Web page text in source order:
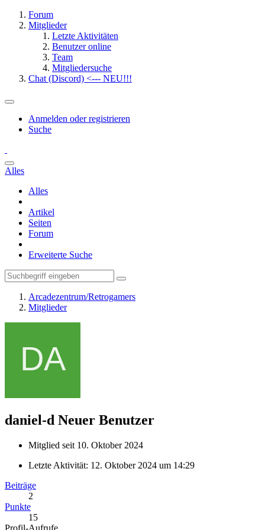
Forum
Mitglieder
Letzte Aktivitäten
Benutzer online
Team
Mitgliedersuche
Chat (Discord) <--- NEU!!!
Anmelden oder registrieren
Suche
Alles
Alles
Artikel
Seiten
Forum
Erweiterte Suche
Arcadezentrum/Retrogamers
Mitglieder
daniel-d Neuer Benutzer
Mitglied seit 10. Oktober 2024
Letzte Aktivität: 12. Oktober 2024 um 14:29
Beiträge
2
Punkte
15
Profil-Aufrufe